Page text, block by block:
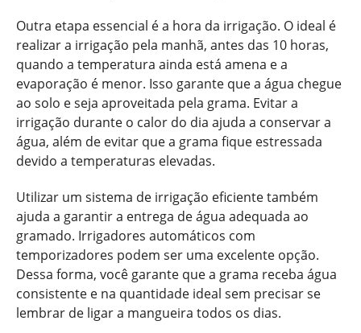
Outra etapa essencial é a hora da irrigação. O ideal é
realizar a irrigação pela manhã, antes das 10 horas,
quando a temperatura ainda está amena e a
evaporação é menor. Isso garante que a água chegue
ao solo e seja aproveitada pela grama. Evitar a
irrigação durante o calor do dia ajuda a conservar a
água, além de evitar que a grama fique estressada
devido a temperaturas elevadas.
Utilizar um sistema de irrigação eficiente também
ajuda a garantir a entrega de água adequada ao
gramado. Irrigadores automáticos com
temporizadores podem ser uma excelente opção.
Dessa forma, você garante que a grama receba água
consistente e na quantidade ideal sem precisar se
lembrar de ligar a mangueira todos os dias.